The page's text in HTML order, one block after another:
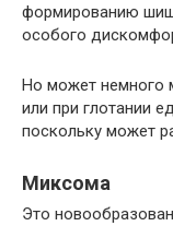
формированию
особого
Но может немного
или при глотании
поскольку может
Миксома
Это